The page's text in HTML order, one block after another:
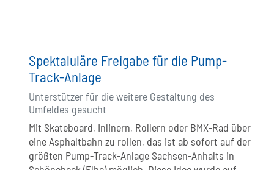
Spektaluläre Freigabe für die Pump-
Track-Anlage
Unterstützer für die weitere Gestaltung des
Umfeldes gesucht
Mit Skateboard, Inlinern, Rollern oder BMX-Rad über
eine Asphaltbahn zu rollen, das ist ab sofort auf der
größten Pump-Track-Anlage Sachsen-Anhalts in